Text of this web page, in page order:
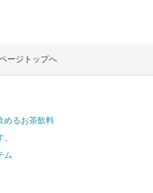
ージトップへ
めるお茶飲料
ム